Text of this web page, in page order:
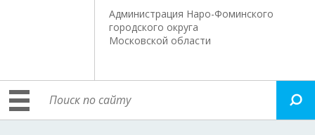
Администрация Наро-Фоминского
городского округа
Московской области